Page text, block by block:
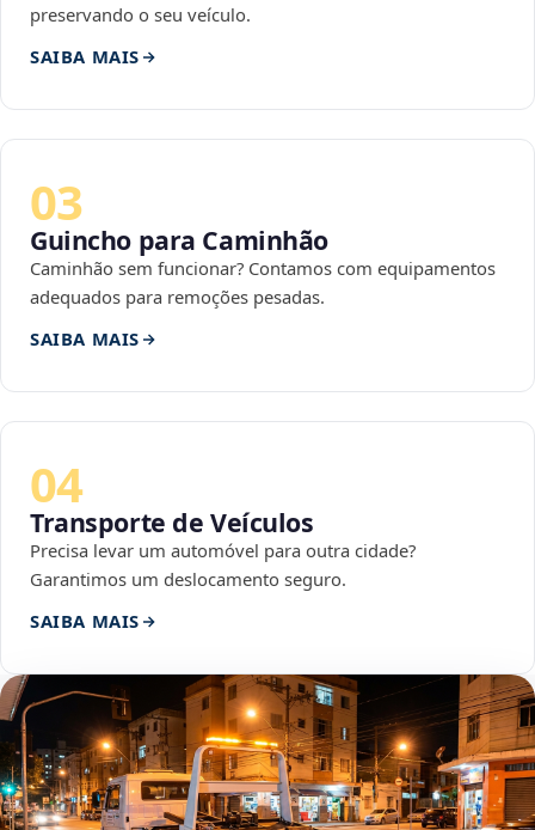
preservando o seu veículo.
SAIBA MAIS
03
Guincho para Caminhão
Caminhão sem funcionar? Contamos com equipamentos
adequados para remoções pesadas.
SAIBA MAIS
04
Transporte de Veículos
Precisa levar um automóvel para outra cidade?
Garantimos um deslocamento seguro.
SAIBA MAIS